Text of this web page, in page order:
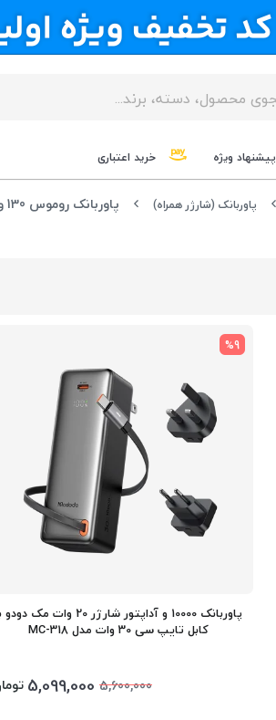
پیشنهاد ویژه خرید اعتباری
پاوربانک (شارژر همراه) پاوربانک روموس 130 وات 20000 میلی آمپر مدل PPU20-128
%9
پاوربانک 10000 و آداپتور شارژر 20 وات مک
کابل تایپ سی 30 وات مدل MC-318
5,600,000
5,099,000